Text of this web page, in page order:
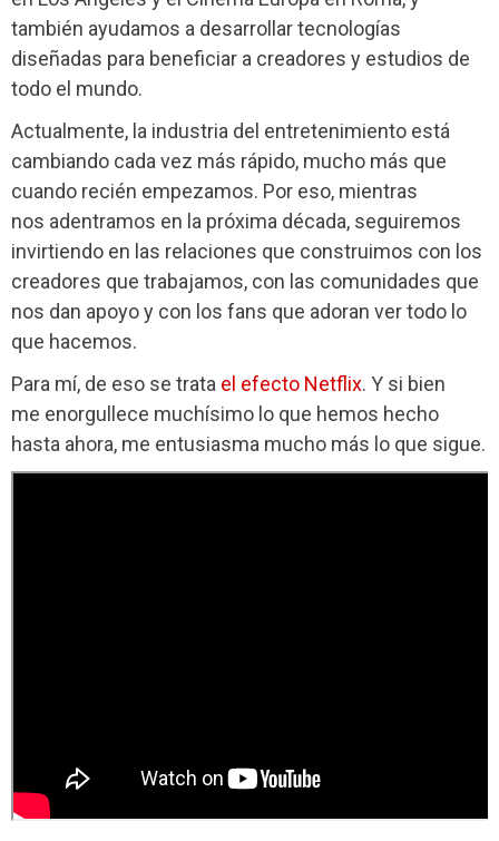
también ayudamos a desarrollar tecnologías
diseñadas para beneficiar a creadores y estudios de
todo el mundo.
Actualmente, la industria del entretenimiento está
cambiando cada vez más rápido, mucho más que
cuando recién empezamos. Por eso, mientras
nos adentramos en la próxima década, seguiremos
invirtiendo en las relaciones que construimos con los
creadores que trabajamos, con las comunidades que
nos dan apoyo y con los fans que adoran ver todo lo
que hacemos.
Para mí, de eso se trata el efecto Netflix. Y si bien
me enorgullece muchísimo lo que hemos hecho
hasta ahora, me entusiasma mucho más lo que sigue.